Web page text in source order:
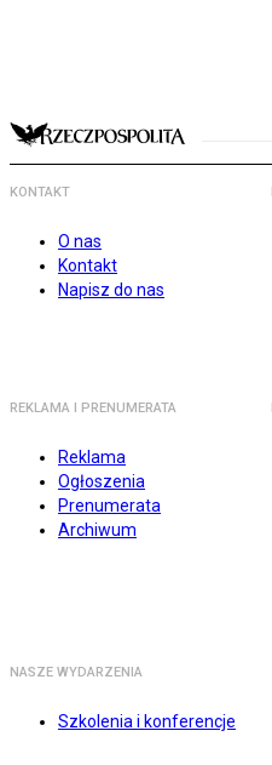
KONTAKT
O nas
Kontakt
Napisz do nas
REKLAMA I PRENUMERATA
Reklama
Ogłoszenia
Prenumerata
Archiwum
NASZE WYDARZENIA
Szkolenia i konferencje